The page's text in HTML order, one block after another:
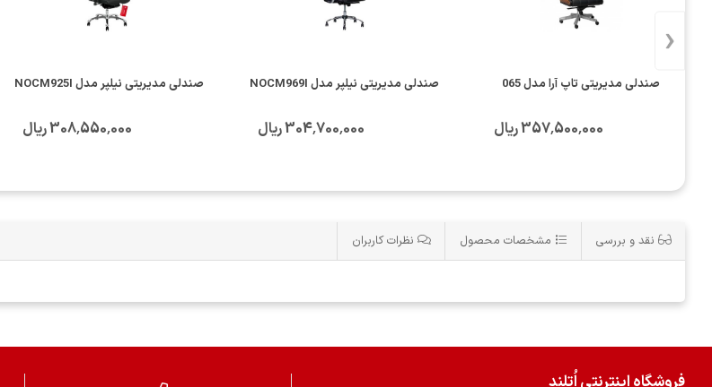
صندلی مدیریتی تاپ آرا مدل 065
357٬500٬000 ریال
صندلی مدیریتی نیلپر مدل NOCM969I
304٬700٬000 ریال
صندلی مدیریتی نیلپر مدل NOCM925I
308٬550٬000 ریال
‹
نقد و بررسی مشخصات محصول نظرات کاربران
فروشگاه اینترنتی اُتلند